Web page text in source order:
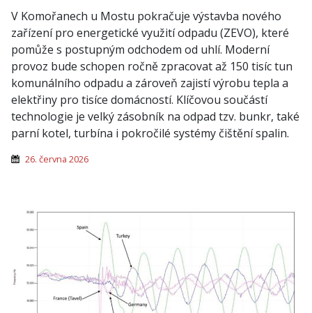
V Komořanech u Mostu pokračuje výstavba nového
zařízení pro energetické využití odpadu (ZEVO), které
pomůže s postupným odchodem od uhlí. Moderní
provoz bude schopen ročně zpracovat až 150 tisíc tun
komunálního odpadu a zároveň zajistí výrobu tepla a
elektřiny pro tisíce domácností. Klíčovou součástí
technologie je velký zásobník na odpad tzv. bunkr, také
parní kotel, turbína i pokročilé systémy čištění spalin.
26. června 2026